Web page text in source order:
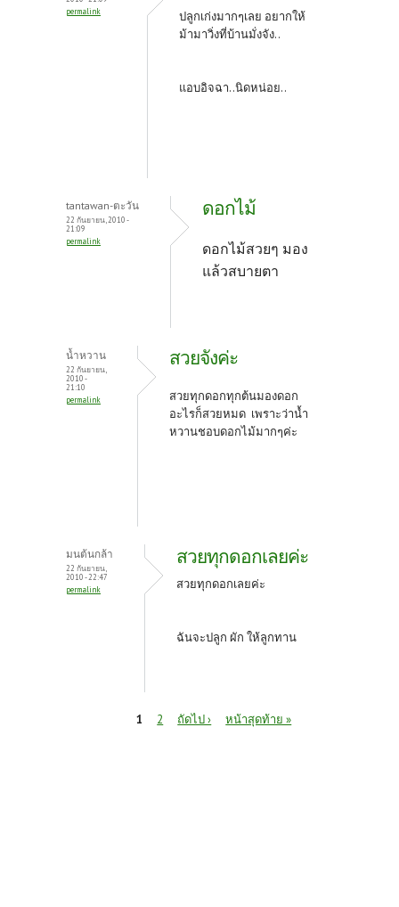
permalink
ปลูกเก่งมากๆเลย อยากให้
ม้ามาวิ่งที่บ้านมั่งจัง..
แอบอิจฉา..นิดหน่อย..
tantawan-ตะวัน
22 กันยายน, 2010 -
21:09
permalink
ดอกไม้
ดอกไม้สวยๆ มอง
แล้วสบายตา
น้ำหวาน
22 กันยายน,
2010 -
21:10
permalink
สวยจังค่ะ
สวยทุกดอกทุกต้นมองดอก
อะไรก็สวยหมด เพราะว่าน้ำ
หวานชอบดอกไม้มากๆค่ะ
มนต้นกล้า
22 กันยายน,
2010 - 22:47
permalink
สวยทุกดอกเลยค่ะ
สวยทุกดอกเลยค่ะ
ฉันจะปลูก ผัก ให้ลูกทาน
1 2 ถัดไป › หน้าสุดท้าย »